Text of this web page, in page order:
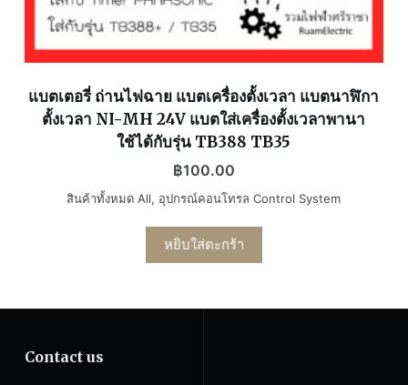
แบตเตอรี่ ถ่านไฟฉาย แบตเครื่องตั้งเวลา แบตนาฬิกา
ตั้งเวลา NI-MH 24V แบตใส่เครื่องตั้งเวลาพานา
ใช้ได้กับรุ่น TB388 TB35
฿100.00
สินค้าทั้งหมด All, อุปกรณ์คอนโทรล Control System
หยิบใส่ตะกร้า
Contact us